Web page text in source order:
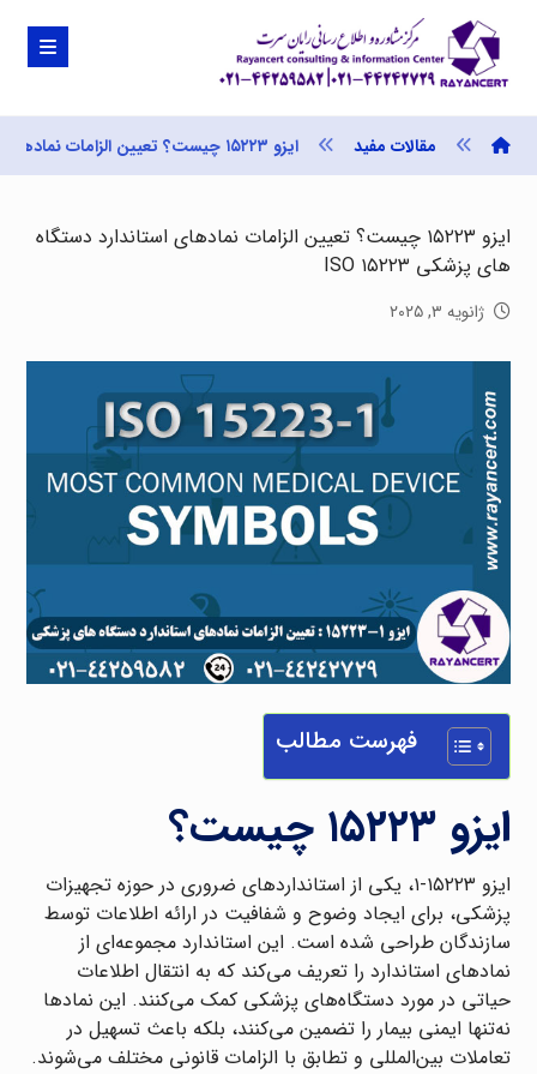
مقالات مفید ایزو ۱۵۲۲۳ چیست؟ تعیین الزامات نمادهای استاندارد دستگاه های پزشکی ISO ۱۵۲۲۳
ایزو ۱۵۲۲۳ چیست؟ تعیین الزامات نمادهای استاندارد دستگاه
های پزشکی ISO ۱۵۲۲۳
ژانویه ۳, ۲۰۲۵
فهرست مطالب
ایزو ۱۵۲۲۳ چیست؟
ایزو ۱۵۲۲۳-۱، یکی از استانداردهای ضروری در حوزه تجهیزات
پزشکی، برای ایجاد وضوح و شفافیت در ارائه اطلاعات توسط
سازندگان طراحی شده است. این استاندارد مجموعه‌ای از
نمادهای استاندارد را تعریف می‌کند که به انتقال اطلاعات
حیاتی در مورد دستگاه‌های پزشکی کمک می‌کنند. این نمادها
نه‌تنها ایمنی بیمار را تضمین می‌کنند، بلکه باعث تسهیل در
تعاملات بین‌المللی و تطابق با الزامات قانونی مختلف می‌شوند.